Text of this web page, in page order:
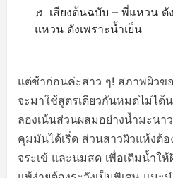
♬ เสียงต้นฉบับ – พี่แหวน ดั
แหวน ดังเพราะน้ำเย็น
แต่ช้าก่อนค่ะสาว ๆ! สภาพผิวข
จะมาใช้สูตรเดียวกันหมดไม่ไ
ลองเน้นส่วนผสมอย่างน้ำมะนา
คุมมันได้เริ่ด ส่วนสาวผิวแห้งต้อ
จระเข้ และนมสด เพื่อเติมน้ำใ